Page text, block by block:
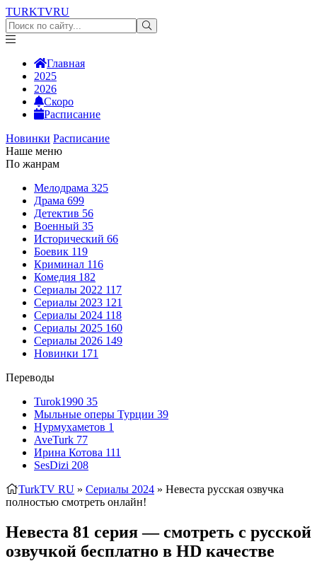
TURKTVRU
Главная
2025
2026
Скоро
Расписание
Новинки Расписание
Наше меню
По жанрам
Мелодрама 325
Драма 699
Детектив 56
Военный 35
Исторический 66
Боевик 119
Криминал 116
Комедия 182
Сериалы 2022 117
Сериалы 2023 121
Сериалы 2024 118
Сериалы 2025 160
Сериалы 2026 149
Новинки 171
Переводы
Turok1990 35
Мыльные оперы Турции 39
Нурмухаметов 1
AveTurk 77
Ирина Котова 111
SesDizi 208
TurkTV RU » Сериалы 2024 » Невеста русская озвучка
полностью смотреть онлайн!
Невеста 81 серия — смотреть с русской
озвучкой бесплатно в HD качестве